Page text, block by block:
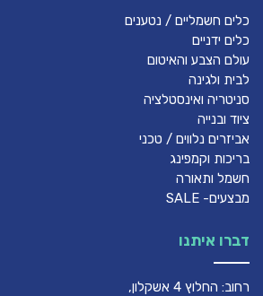
כלים חשמליים / נטענים
כלים ידניים
עולם הצבע והאיטום
לבית ולגינה
סניטריה ואינסטלציה
ציוד ובנייה
אביזרים נלווים / טכני
בריכות וקמפינג
חשמל ותאורה
מבצעים- SALE
דברו איתנו
רחוב: החלוץ 4 אשקלון,